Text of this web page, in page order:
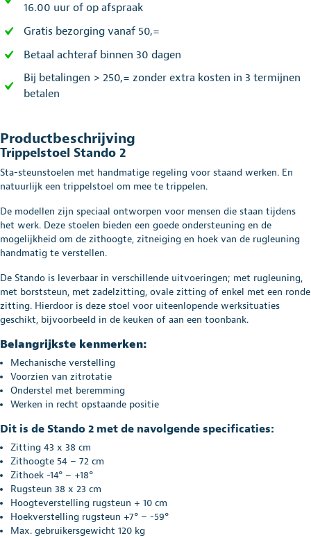
16.00 uur of op afspraak
Gratis bezorging vanaf 50,=
Betaal achteraf binnen 30 dagen
Bij betalingen > 250,= zonder extra kosten in 3 termijnen
betalen
Productbeschrijving
Trippelstoel Stando 2
Sta-steunstoelen met handmatige regeling voor staand werken. En
natuurlijk een trippelstoel om mee te trippelen.
De modellen zijn speciaal ontworpen voor mensen die staan tijdens
het werk. Deze stoelen bieden een goede ondersteuning en de
mogelijkheid om de zithoogte, zitneiging en hoek van de rugleuning
handmatig te verstellen.
De Stando is leverbaar in verschillende uitvoeringen; met rugleuning,
met borststeun, met zadelzitting, ovale zitting of enkel met een ronde
zitting. Hierdoor is deze stoel voor uiteenlopende werksituaties
geschikt, bijvoorbeeld in de keuken of aan een toonbank.
Belangrijkste kenmerken:
Mechanische verstelling
Voorzien van zitrotatie
Onderstel met beremming
Werken in recht opstaande positie
Dit is de Stando 2 met de navolgende specificaties:
Zitting 43 x 38 cm
Zithoogte 54 – 72 cm
Zithoek -14° – +18°
Rugsteun 38 x 23 cm
Hoogteverstelling rugsteun + 10 cm
Hoekverstelling rugsteun +7° – -59°
Max. gebruikersgewicht 120 kg